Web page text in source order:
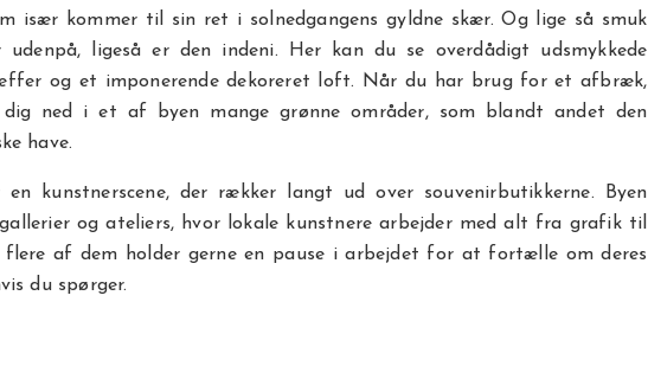
især kommer til sin ret i solnedgangens gyldne skær. Og lige så smuk
udenpå, ligeså er den indeni. Her kan du se overdådigt udsmykkede
og et imponerende dekoreret loft. Når du har brug for et afbræk,
ned i et af byen mange grønne områder, som blandt andet den
have.
en kunstnerscene, der rækker langt ud over souvenirbutikkerne. Byen
og ateliers, hvor lokale kunstnere arbejder med alt fra grafik til
flere af dem holder gerne en pause i arbejdet for at fortælle om deres
du spørger.